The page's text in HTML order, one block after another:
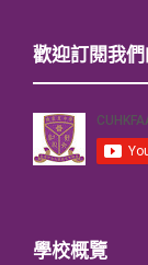
歡迎訂閱我
學校概覽